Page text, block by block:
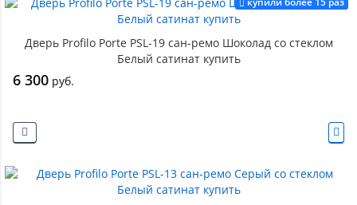
Дверь Profilo Porte PSL-19 сан-ремо Шоколад со стеклом
Белый сатинат купить
6 300 руб.